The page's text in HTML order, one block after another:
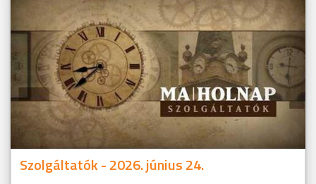
Szolgáltatók - 2026. június 24.